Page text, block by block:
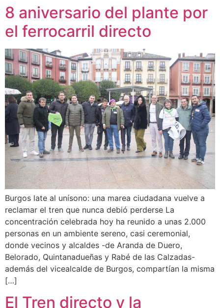
8 aniversario del plante por
el ferrocarril directo
Burgos late al unísono: una marea ciudadana vuelve a
reclamar el tren que nunca debió perderse La
concentración celebrada hoy ha reunido a unas 2.000
personas en un ambiente sereno, casi ceremonial,
donde vecinos y alcaldes -de Aranda de Duero,
Belorado, Quintanadueñas y Rabé de las Calzadas-
además del vicealcalde de Burgos, compartían la misma
[…]
El Tren directo y la